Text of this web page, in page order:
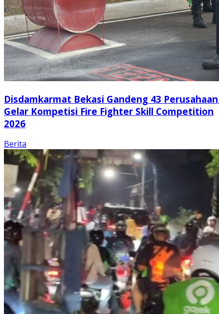
Disdamkarmat Bekasi Gandeng 43
Gelar Kompetisi Fire Fighter Skill Competition
2026
Berita